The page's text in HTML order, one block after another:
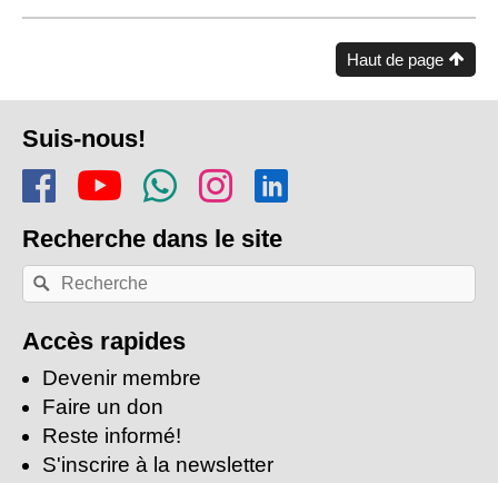
Haut de page
de
page
Suis-nous!
Rejoins-nous sur Facebook
Regarde-nous sur
Rejoins notre
Suis-nous sur
Recherche dans le site
Recherche
par
clés:
Rechercher
Accès rapides
Devenir membre
Faire un don
Reste informé!
S'inscrire à la newsletter